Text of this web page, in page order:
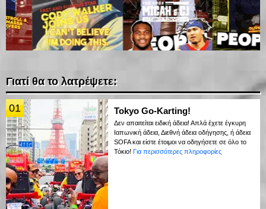
Γιατί θα το λατρέψετε:
01 Tokyo Go-Karting!
Δεν απαιτείται ειδική άδεια! Απλά έχετε έγκυρη
Ιαπωνική άδεια, Διεθνή άδεια οδήγησης, ή άδεια
SOFA και είστε έτοιμοι να οδηγήσετε σε όλο το
Τόκιο! Για περισσότερες πληροφορίες